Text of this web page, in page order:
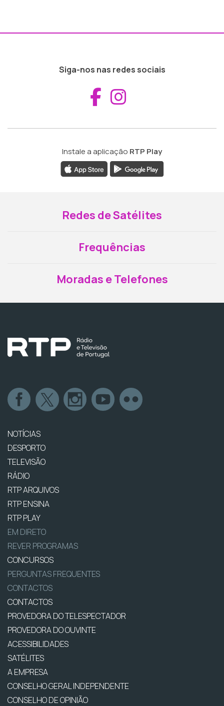
Siga-nos nas redes sociais
Aceder ao
Instale a aplicação RTP Play
Redes de Satélites
Frequências
Moradas e Telefones
NOTÍCIAS
DESPORTO
TELEVISÃO
RÁDIO
RTP ARQUIVOS
RTP ENSINA
RTP PLAY
EM DIRETO
REVER PROGRAMAS
CONCURSOS
PERGUNTAS FREQUENTES
CONTACTOS
CONTACTOS
PROVEDORA DO TELESPECTADOR
PROVEDORA DO OUVINTE
ACESSIBILIDADES
SATÉLITES
A EMPRESA
CONSELHO GERAL INDEPENDENTE
CONSELHO DE OPINIÃO